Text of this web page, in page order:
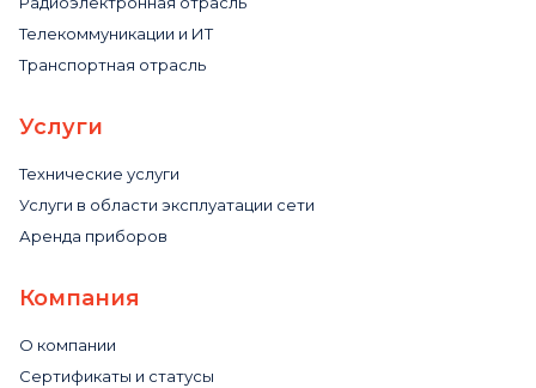
Телекоммуникации и ИТ
Транспортная отрасль
Услуги
Технические услуги
Услуги в области эксплуатации сети
Аренда приборов
Компания
О компании
Сертификаты и статусы